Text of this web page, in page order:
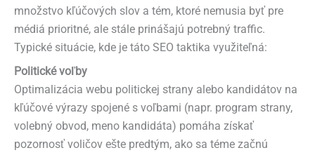
množstvo kľúčových slov a tém, ktoré nemusia byť pre
médiá prioritné, ale stále prinášajú potrebný traffic.
Typické situácie, kde je táto SEO taktika využiteľná:
Politické voľby
Optimalizácia webu politickej strany alebo kandidátov na
kľúčové výrazy spojené s voľbami (napr. program strany,
volebný obvod, meno kandidáta) pomáha získať
pozornosť voličov ešte predtým, ako sa téme začnú